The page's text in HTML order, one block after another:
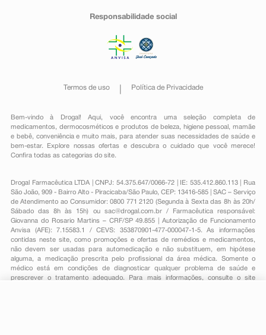
Responsabilidade social
Termos de uso Política de Privacidade
Bem-vindo à Drogal! Aqui, você encontra uma seleção completa de
medicamentos , dermocosméticos e produtos de beleza, higiene pessoal ,mamãe
e bebê, conveniênciae muito mais, para atender suas necessidades de saúde e
bem-estar. Explore nossas ofertas e descubra o cuidado que você merece!
Confira todas as categorias do site.
Drogal Farmacêutica LTDA | CNPJ: 54.375.647/0066-72 | IE: 535.412.860.113 | Rua
São João, 909 - Bairro Alto - Piracicaba/São Paulo, CEP: 13416-585 | SAC – Serviço
de Atendimento ao Consumidor: 0800 771 2120 (Segunda à Sexta das 8h às 20h/
Sábado das 8h às 15h) ou sac@drogal.com.br/ Farmacêutica responsável:
Giovanna do Rosario Martins – CRF/SP 49.855 | Autorização de Funcionamento
Anvisa (AFE): 7.15583.1 / CEVS: 353870901-477-000047-1-5. As informações
contidas neste site, como promoções e ofertas de remédios e medicamentos,
não devem ser usadas para automedicação e não substituem, em hipótese
alguma, a medicação prescrita pelo profissional da área médica. Somente o
médico está em condições de diagnosticar qualquer problema de saúde e
prescrever o tratamento adequado. Para mais informações, consulte o site